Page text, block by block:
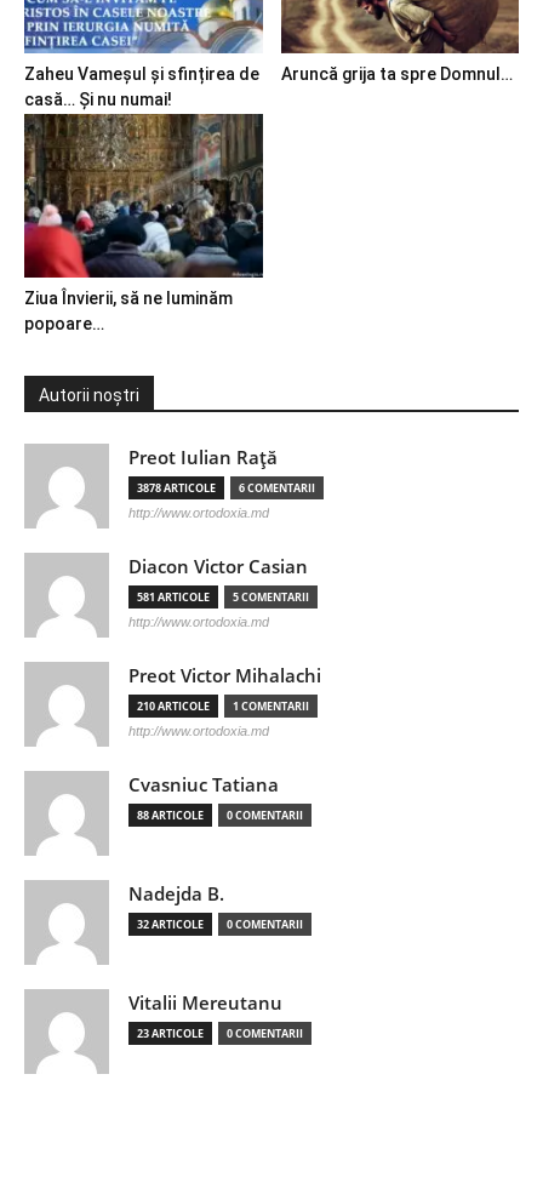
Zaheu Vameșul și sfințirea de
casă… Și nu numai!
Aruncă grija ta spre Domnul…
Ziua Învierii, să ne luminăm
popoare…
Autorii noștri
Preot Iulian Raţă
3878 ARTICOLE 6 COMENTARII
http://www.ortodoxia.md
Diacon Victor Casian
581 ARTICOLE 5 COMENTARII
http://www.ortodoxia.md
Preot Victor Mihalachi
210 ARTICOLE 1 COMENTARII
http://www.ortodoxia.md
Cvasniuc Tatiana
88 ARTICOLE 0 COMENTARII
Nadejda B.
32 ARTICOLE 0 COMENTARII
Vitalii Mereutanu
23 ARTICOLE 0 COMENTARII